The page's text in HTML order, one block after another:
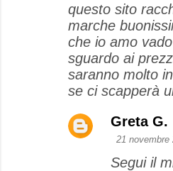
questo sito
marche
che io amo
sguardo ai
saranno molto
se ci scapperà
Greta G.
21 novembre
Segui il